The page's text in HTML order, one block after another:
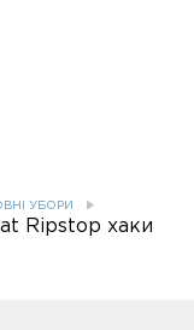
УБОРИ
Ripstop хаки